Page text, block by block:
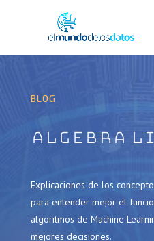
BLOG
Algebra
Explicaciones de los
para entender mejor el
algoritmos de Machine
mejores decisiones.